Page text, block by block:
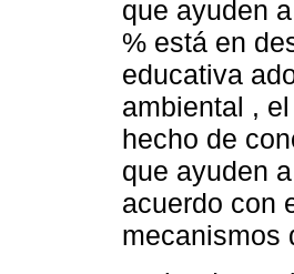
que ayuden
% está en
educativa
ambiental ,
hecho de
que ayuden
acuerdo con
mecanismos